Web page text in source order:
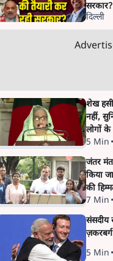
सरकार?
दिल्ली
शेख
नहीं,
लोगों
5 Min •
जंतर
किया
की
7 Min •
संसदीय
5 Min •